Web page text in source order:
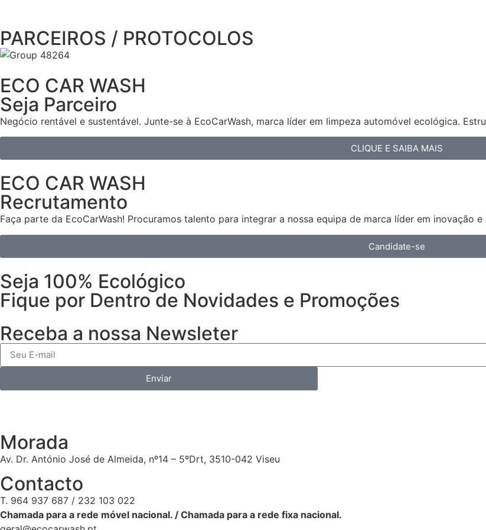
PARCEIROS / PROTOCOLOS
ECO CAR WASH
Seja Parceiro
Negócio rentável e sustentável. Junte-se à EcoCarWash, marca líder em limpeza automóvel ecológica.
CLIQUE E SAIBA MAIS
ECO CAR WASH
Recrutamento
Faça parte da EcoCarWash! Procuramos talento para integrar a nossa equipa de marca líder em inovação e
Candidate-se
Seja 100% Ecológico
Fique por Dentro de Novidades e Promoções
Receba a nossa Newsleter
Enviar
Morada
Av. Dr. António José de Almeida, nº14 – 5ºDrt, 3510-042 Viseu
Contacto
T. 964 937 687 / 232 103 022
Chamada para a rede móvel nacional. / Chamada para a rede fixa nacional.